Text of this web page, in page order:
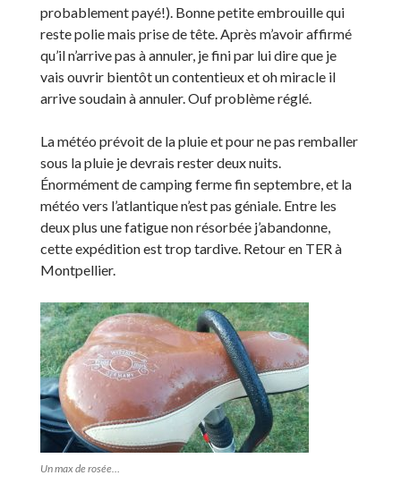
probablement payé!). Bonne petite embrouille qui
reste polie mais prise de tête. Après m’avoir affirmé
qu’il n’arrive pas à annuler, je fini par lui dire que je
vais ouvrir bientôt un contentieux et oh miracle il
arrive soudain à annuler. Ouf problème réglé.
La météo prévoit de la pluie et pour ne pas remballer
sous la pluie je devrais rester deux nuits.
Énormément de camping ferme fin septembre, et la
météo vers l’atlantique n’est pas géniale. Entre les
deux plus une fatigue non résorbée j’abandonne,
cette expédition est trop tardive. Retour en TER à
Montpellier.
Un max de rosée…